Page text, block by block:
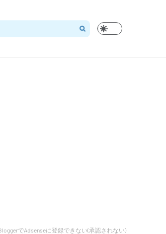
でAdsenseに登録できない(承認されない)